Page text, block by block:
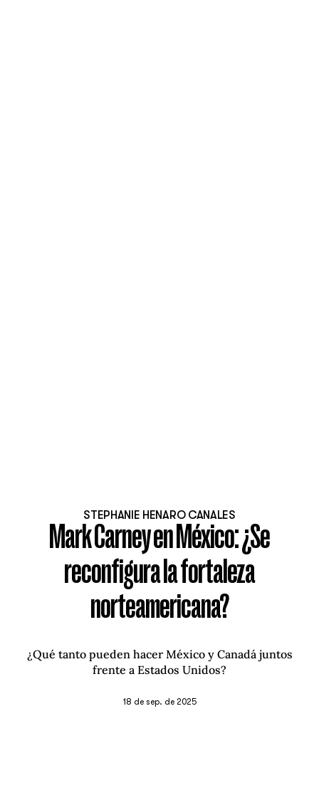
STEPHANIE HENARO CANALES
Mark Carney en México: ¿Se
reconfigura la fortaleza
norteamericana?
¿Qué tanto pueden hacer México y Canadá juntos
frente a Estados Unidos?
18 de sep. de 2025